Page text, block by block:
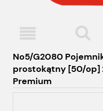
No5/G2080
prostokątny [50/op]
Premium